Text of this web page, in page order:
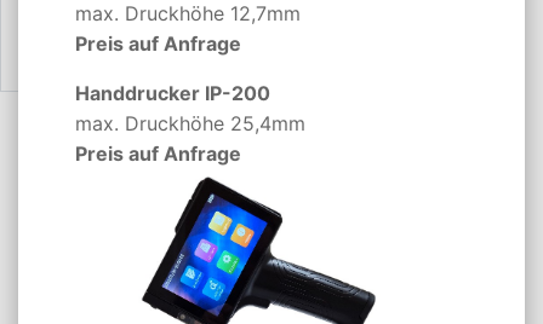
Ankauf leere Brother
Tonerkartuschen TN-3610
max. Druckhöhe 12,7mm
Preis auf Anfrage
Handdrucker IP-200
max. Druckhöhe 25,4mm
Preis auf Anfrage